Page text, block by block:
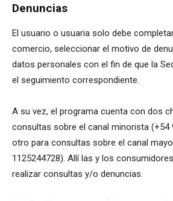
Denuncias
El usuario o usuaria solo debe
comercio, seleccionar el motivo de
datos personales con el fin de que la
el seguimiento correspondiente.
A su vez, el programa cuenta con dos
consultas sobre el canal minorista (+54
otro para consultas sobre el canal
1125244728). Allí las y los
realizar consultas y/o denuncias.